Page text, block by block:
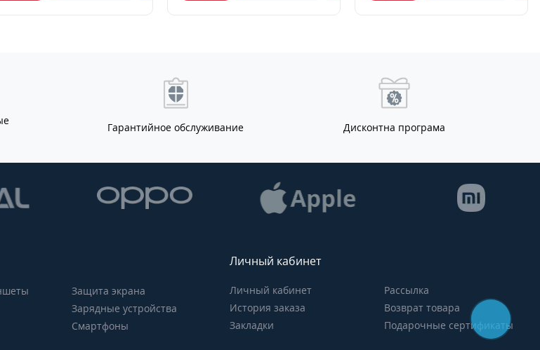
Гарантийное обслуживание Дисконтна програма
Защита экрана
Зарядные устройства
Смартфоны
Личный кабинет
Личный кабинет
История заказа
Закладки
Рассылка
Возврат товара
Подарочные сертификаты